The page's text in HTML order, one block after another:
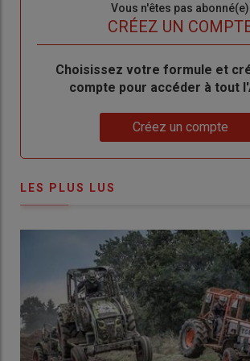
Vous n'êtes pas abonné(e)
CRÉEZ UN
BodyChoisissez votre formule et
compte pour accéder à tout
Créez un compte
LES PLUS LUS